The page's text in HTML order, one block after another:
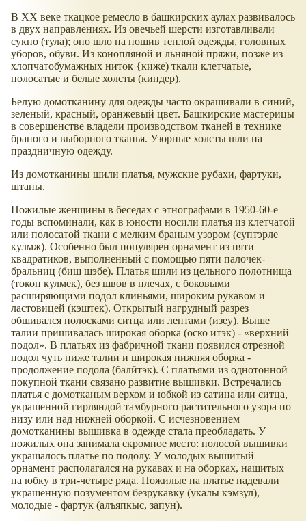
В XX веке ткацкое ремесло в башкирских аулах развивалось
в двух направлениях. Из овечьей шерсти изготавливали
сукно (тула); оно шло на пошив теплой одежды, головных
уборов, обуви. Из конопляной и льняной пряжи, позже из
хлопчатобумажных ниток {киже) ткали клетчатые,
полосатые и белые холсты (киндер).
Белую домотканину для одежды часто окрашивали в синий,
зеленый, красный, оранжевый цвет. Башкирские мастерицы
в совершенстве владели производством тканей в технике
браного и выборного тканья. Узорные холсты шли на
праздничную одежду.
Из домотканины шили платья, мужские рубахи, фартуки,
штаны.
Пожилые женщины в беседах с этнографами в 1950-60-е
годы вспоминали, как в юности носили платья из клетчатой
или полосатой ткани с мелким браным узором (суптэрле
кулмж). Особенно был популярен орнамент из пяти
квадратиков, выполненный с помощью пяти палочек-
бральниц (биш шэбе). Платья шили из цельного полотнища
(токон кулмек), без швов в плечах, с боковыми
расширяющими подол клиньями, широким рукавом и
ластовицей (кэштек). Открытый нагрудный разрез
обшивался полосками ситца или лентами (изеу). Выше
талии пришивалась широкая оборка (оско итэк) -
верхний
подол . В платьях из фабричной ткани появился отрезной
подол чуть ниже талии и широкая нижняя оборка -
продолжение подола (балйтэк). С платьями из однотонной
покупной ткани связано развитие вышивки. Встречались
платья с домотканым верхом и юбкой из сатина или ситца,
украшенной гирляндой тамбурного растительного узора по
низу или над нижней оборкой. С исчезновением
домотканины вышивка в одежде стала преобладать. У
пожилых она занимала скромное место: полосой вышивки
украшалось платье по подолу. У молодых вышитый
орнамент располагался на рукавах и на оборках, нашитых
на юбку в три-четыре ряда. Пожилые на платье надевали
украшенную позументом безрукавку (укалы кэмзул),
молодые - фартук (алъяпкыс, запун).